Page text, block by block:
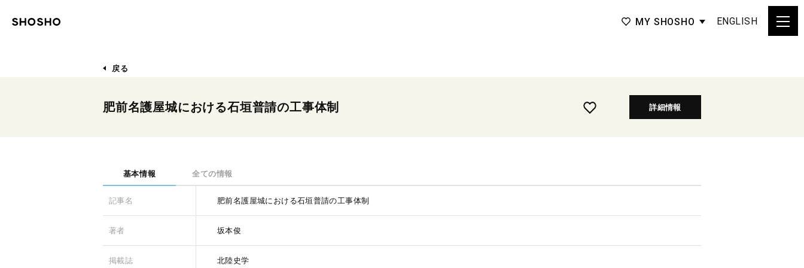
MY SHOSHO ENGLISH
戻る
肥前名護屋城における石垣普請の工事体制 詳細情報
基本情報 全ての情報
記事名 肥前名護屋城における石垣普請の工事体制
著者 坂本俊
掲載誌 北陸史学